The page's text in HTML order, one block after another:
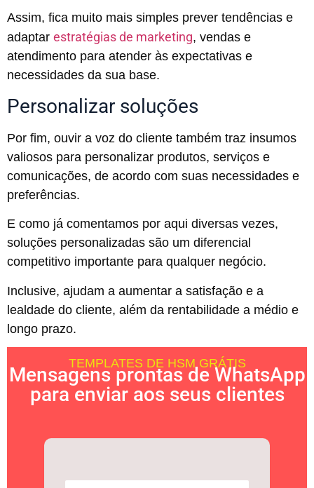
Assim, fica muito mais simples prever tendências e
adaptar estratégias de marketing, vendas e
atendimento para atender às expectativas e
necessidades da sua base.
Personalizar soluções
Por fim, ouvir a voz do cliente também traz insumos
valiosos para personalizar produtos, serviços e
comunicações, de acordo com suas necessidades e
preferências.
E como já comentamos por aqui diversas vezes,
soluções personalizadas são um diferencial
competitivo importante para qualquer negócio.
Inclusive, ajudam a aumentar a satisfação e a
lealdade do cliente, além da rentabilidade a médio e
longo prazo.
TEMPLATES DE HSM GRÁTIS
Mensagens prontas de WhatsApp
para enviar aos seus clientes